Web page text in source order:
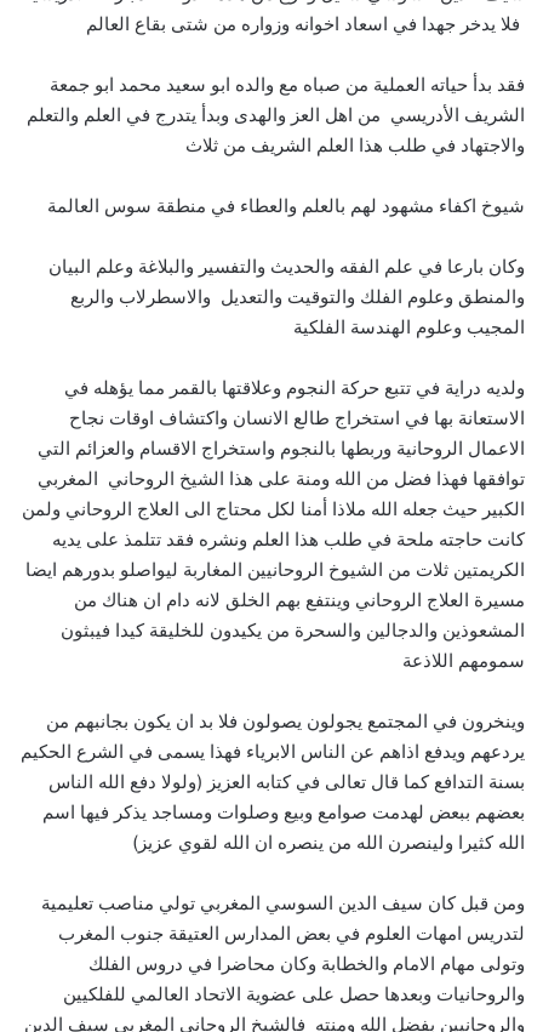
فلا يدخر جهدا في اسعاد اخوانه وزواره من شتى بقاع العالم
فقد بدأ حياته العملية من صباه مع والده ابو سعيد محمد ابو جمعة
الشريف الأدريسي من اهل العز والهدى وبدأ يتدرج في العلم والتعلم
والاجتهاد في طلب هذا العلم الشريف من ثلاث
شيوخ اكفاء مشهود لهم بالعلم والعطاء في منطقة سوس العالمة
وكان بارعا في علم الفقه والحديث والتفسير والبلاغة وعلم البيان
والمنطق وعلوم الفلك والتوقيت والتعديل والاسطرلاب والربع
المجيب وعلوم الهندسة الفلكية
ولديه دراية في تتبع حركة النجوم وعلاقتها بالقمر مما يؤهله في
الاستعانة بها في استخراج طالع الانسان واكتشاف اوقات نجاح
الاعمال الروحانية وربطها بالنجوم واستخراج الاقسام والعزائم التي
توافقها فهذا فضل من الله ومنة على هذا الشيخ الروحاني المغربي
الكبير حيث جعله الله ملاذا أمنا لكل محتاج الى العلاج الروحاني ولمن
كانت حاجته ملحة في طلب هذا العلم ونشره فقد تتلمذ على يديه
الكريمتين ثلات من الشيوخ الروحانيين المغاربة ليواصلو بدورهم ايضا
مسيرة العلاج الروحاني وينتفع بهم الخلق لانه دام ان هناك من
المشعوذين والدجالين والسحرة من يكيدون للخليقة كيدا فيبثون
سمومهم اللاذعة
وينخرون في المجتمع يجولون يصولون فلا بد ان يكون بجانبهم من
يردعهم ويدفع اذاهم عن الناس الابرياء فهذا يسمى في الشرع الحكيم
بسنة التدافع كما قال تعالى في كتابه العزيز (ولولا دفع الله الناس
بعضهم ببعض لهدمت صوامع وبيع وصلوات ومساجد يذكر فيها اسم
الله كثيرا ولينصرن الله من ينصره ان الله لقوي عزيز)
ومن قبل كان سيف الدين السوسي المغربي تولي مناصب تعليمية
لتدريس امهات العلوم في بعض المدارس العتيقة جنوب المغرب
وتولى مهام الامام والخطابة وكان محاضرا في دروس الفلك
والروحانيات وبعدها حصل على عضوية الاتحاد العالمي للفلكيين
والروحانيين بفضل الله ومنته فالشيخ الروحاني المغربي سيف الدين